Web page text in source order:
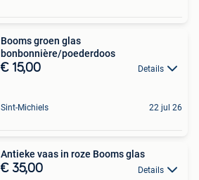
Booms groen glas
bonbonnière/poederdoos
€ 15,00 Details
Sint-Michiels 22 jul 26
Antieke vaas in roze Booms glas
€ 35,00 Details